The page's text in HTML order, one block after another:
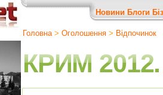
Новини Блоги
Головна> Оголошення > Відпочинок
КРИМ 2012.